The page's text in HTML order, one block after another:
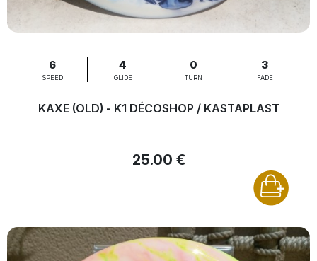
6
SPEED
4
GLIDE
0
TURN
3
FADE
KAXE (OLD) - K1 DÉCOSHOP / KASTAPLAST
25.00 €